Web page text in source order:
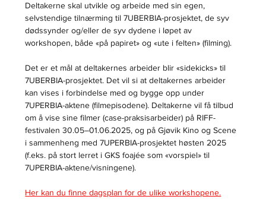
Deltakerne skal utvikle og arbeide med sin egen,
selvstendige tilnærming til 7UBERBIA-prosjektet, de syv
dødssynder og/eller de syv dydene i løpet av
workshopen, både «på papiret» og «ute i felten» (filming).
Det er et mål at deltakernes arbeider blir «sidekicks» til
7UBERBIA-prosjektet. Det vil si at deltakernes arbeider
kan vises i forbindelse med og bygge opp under
7UPERBIA-aktene (filmepisodene). Deltakerne vil få tilbud
om å vise sine filmer (case-praksisarbeider) på RIFF-
festivalen 30.05–01.06.2025, og på Gjøvik Kino og Scene
i sammenheng med 7UPERBIA-prosjektet høsten 2025
(f.eks. på stort lerret i GKS foajée som «vorspiel» til
7UPERBIA-aktene/visningene).
Her kan du finne dagsplan for de ulike workshopene.